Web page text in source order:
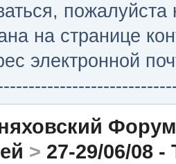
на странице
электронной
Форум
> 27-29/06/08 -